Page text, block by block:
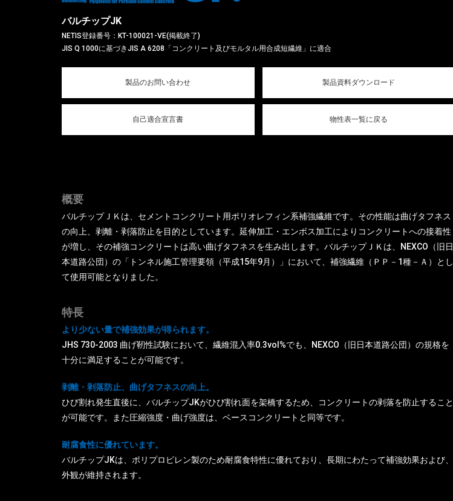
バルチップJK
NETIS登録番号：KT-100021-VE(掲載終了)
JIS Q 1000に基づきJIS A 6208「コンクリート及びモルタル用合成短繊維」に適合
製品のお問い合わせ 製品資料ダウンロード
自己適合宣言書 物性表一覧に戻る
概要
バルチップＪＫは、セメントコンクリート用ポリオレフィン系補強繊維です。その性能は曲げタフネス
の向上、剥離・剥落防止を目的としています。延伸加工・エンボス加工によりコンクリートへの接着性
が増し、その補強コンクリートは高い曲げタフネスを生み出します。バルチップＪＫは、NEXCO（旧日
本道路公団）の「トンネル施工管理要領（平成15年9月）」において、補強繊維（ＰＰ－1種－Ａ）とし
て使用可能となりました。
特長
より少ない量で補強効果が得られます。
JHS 730-2003 曲げ靭性試験において、繊維混入率0.3vol%でも、NEXCO（旧日本道路公団）の規格を
十分に満足することが可能です。
剥離・剥落防止、曲げタフネスの向上。
ひび割れ発生直後に、バルチップJKがひび割れ面を架橋するため、コンクリートの剥落を防止すること
が可能です。また圧縮強度・曲げ強度は、ベースコンクリートと同等です。
耐腐食性に優れています。
バルチップJKは、ポリプロピレン製のため耐腐食特性に優れており、長期にわたって補強効果および、
外観が維持されます。